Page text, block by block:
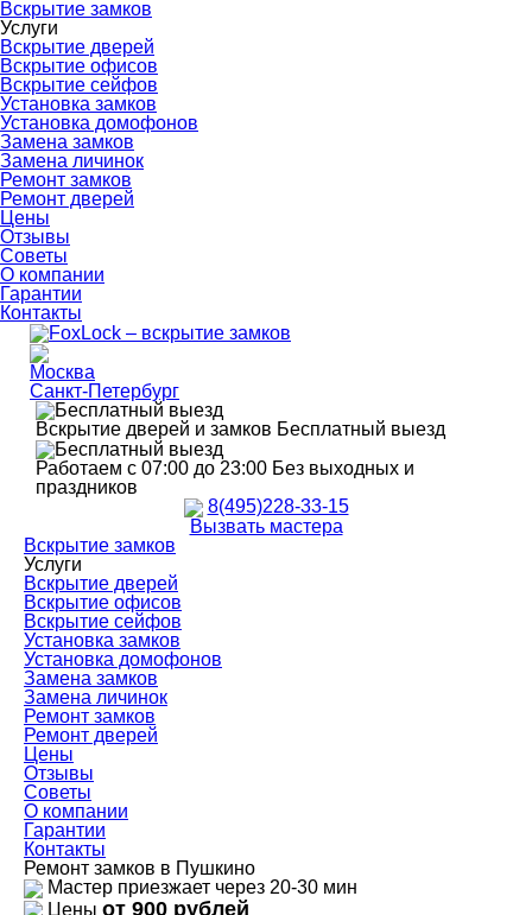
Вскрытие замков
Услуги
Вскрытие дверей
Вскрытие офисов
Вскрытие сейфов
Установка замков
Установка домофонов
Замена замков
Замена личинок
Ремонт замков
Ремонт дверей
Цены
Отзывы
Советы
О компании
Гарантии
Контакты
Москва
Санкт-Петербург
Вскрытие дверей и замков Бесплатный выезд
Работаем с 07:00 до 23:00 Без выходных и
праздников
8(495)228-33-15
Вызвать мастера
Вскрытие замков
Услуги
Вскрытие дверей
Вскрытие офисов
Вскрытие сейфов
Установка замков
Установка домофонов
Замена замков
Замена личинок
Ремонт замков
Ремонт дверей
Цены
Отзывы
Советы
О компании
Гарантии
Контакты
Ремонт замков в Пушкино
Мастер приезжает через 20-30 мин
Цены от 900 рублей